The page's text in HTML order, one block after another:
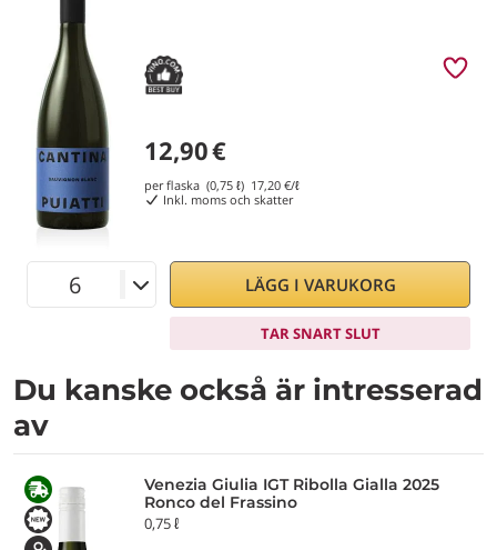
12,90€
per flaska (0,75 ℓ) 17,20 €/ℓ
Inkl. moms och skatter
LÄGG I VARUKORG
TAR SNART SLUT
Du kanske också är intresserad
av
Venezia Giulia IGT Ribolla Gialla 2025
Ronco del Frassino
0,75 ℓ